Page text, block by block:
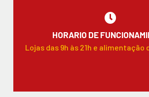
HORARIO DE
Lojas das 9h às 21h e alimentação